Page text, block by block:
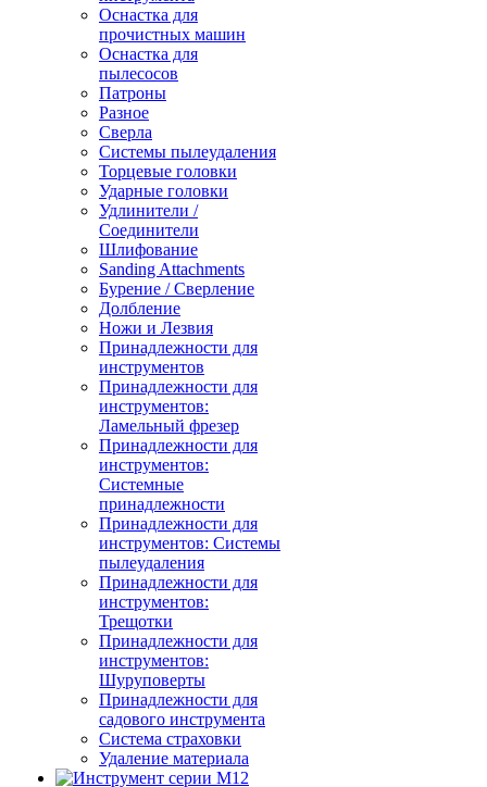
Оснастка для
прочистных машин
Оснастка для
пылесосов
Патроны
Разное
Сверла
Системы пылеудаления
Торцевые головки
Ударные головки
Удлинители /
Соединители
Шлифование
Sanding Attachments
Бурение / Сверление
Долбление
Ножи и Лезвия
Принадлежности для
инструментов
Принадлежности для
инструментов:
Ламельный фрезер
Принадлежности для
инструментов:
Системные
принадлежности
Принадлежности для
инструментов: Системы
пылеудаления
Принадлежности для
инструментов:
Трещотки
Принадлежности для
инструментов:
Шуруповерты
Принадлежности для
садового инструмента
Система страховки
Удаление материала